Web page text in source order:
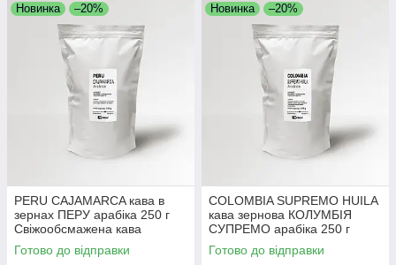
Новинка –20%
PERU CAJAMARCA кава в
зернах ПЕРУ арабіка 250 г
Свіжообсмажена кава
зернова Моносорт
Готово до відправки
Новинка –20%
COLOMBIA SUPREMO HUILA
кава зернова КОЛУМБІЯ
СУПРЕМО арабіка 250 г
Свіжообсмажена кава
Моносорт
Готово до відправки